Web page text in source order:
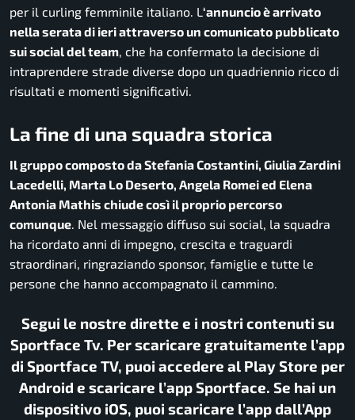
per il curling femminile italiano. L‘annuncio è arrivato
nella serata di ieri attraverso un comunicato pubblicato
sui social del team, che ha confermato la decisione di
intraprendere strade diverse dopo un quadriennio ricco di
risultati e momenti significativi.
La fine di una squadra storica
Il gruppo composto da Stefania Costantini, Giulia Zardini
Lacedelli, Marta Lo Deserto, Angela Romei ed Elena
Antonia Mathis chiude così il proprio percorso
comunque. Nel messaggio diffuso sui social, la squadra
ha ricordato anni di impegno, crescita e traguardi
straordinari, ringraziando sponsor, famiglie e tutte le
persone che hanno accompagnato il cammino.
Segui le nostre dirette e i nostri contenuti su
Sportface Tv. Per scaricare gratuitamente l’app
di Sportface TV, puoi accedere al Play Store per
Android e scaricare l’app Sportface. Se hai un
dispositivo iOS, puoi scaricare l’app dall’App